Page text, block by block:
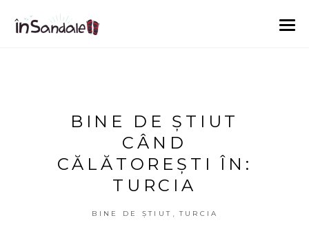
BINE DE ȘTIUT
CÂND
CĂLĂTOREȘTI ÎN:
TURCIA
BINE DE ȘTIUT TURCIA